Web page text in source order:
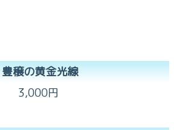
穣の黄金光線
3,000円